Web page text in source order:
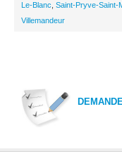
Le-Blanc Saint-Pryve-Saint-
Villemandeur